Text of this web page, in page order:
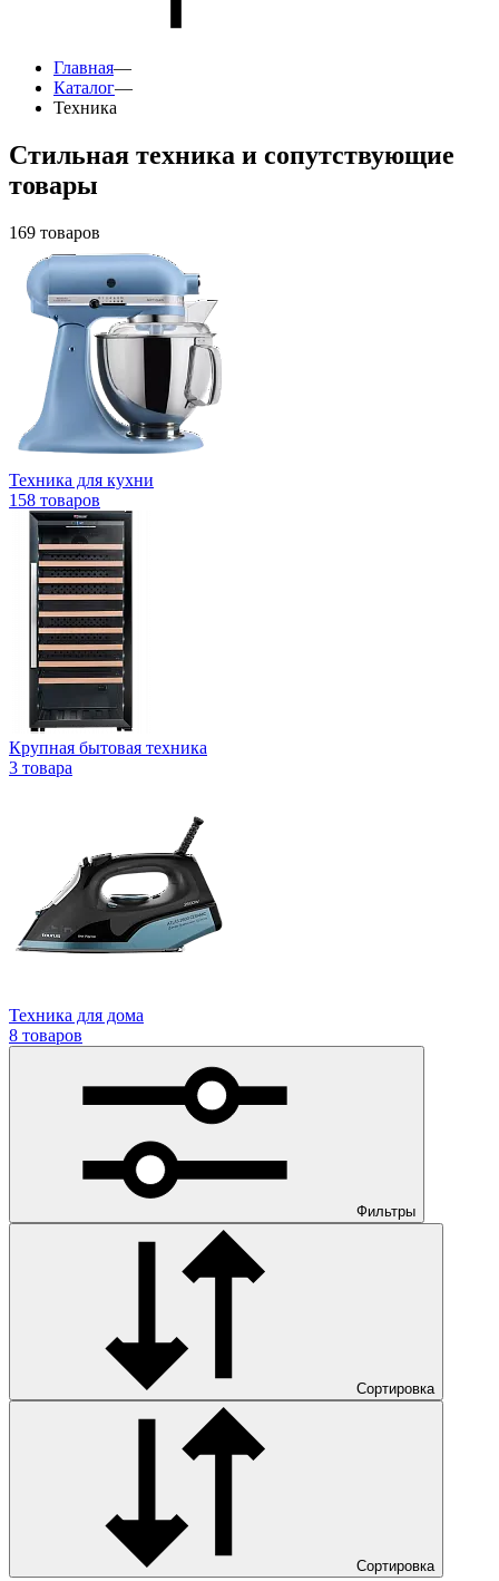
Главная—
Каталог—
Техника
Стильная техника и сопутствующие
товары
169 товаров
Техника для кухни
158 товаров
Крупная бытовая техника
3 товара
Техника для дома
8 товаров
Фильтры
Сортировка
Сортировка